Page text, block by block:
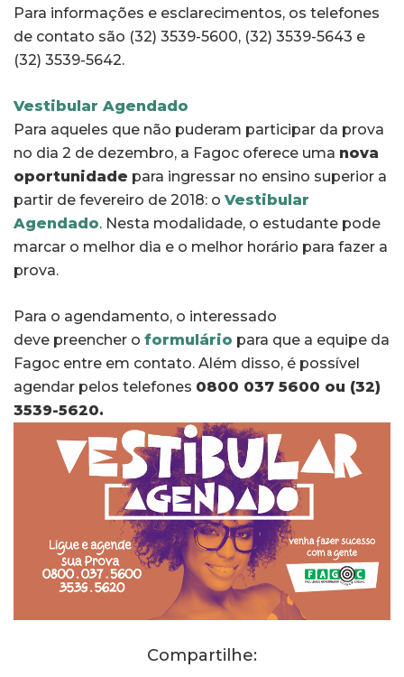
Para informações e esclarecimentos, os telefones
de contato são (32) 3539-5600, (32) 3539-5643 e
(32) 3539-5642.
Vestibular Agendado
Para aqueles que não puderam participar da prova
no dia 2 de dezembro, a Fagoc oferece uma nova
oportunidade para ingressar no ensino superior a
partir de fevereiro de 2018: o Vestibular
Agendado. Nesta modalidade, o estudante pode
marcar o melhor dia e o melhor horário para fazer a
prova.
Para o agendamento, o interessado
deve preencher o formulário para que a equipe da
Fagoc entre em contato. Além disso, é possível
agendar pelos telefones 0800 037 5600 ou (32)
3539-5620.
Compartilhe: